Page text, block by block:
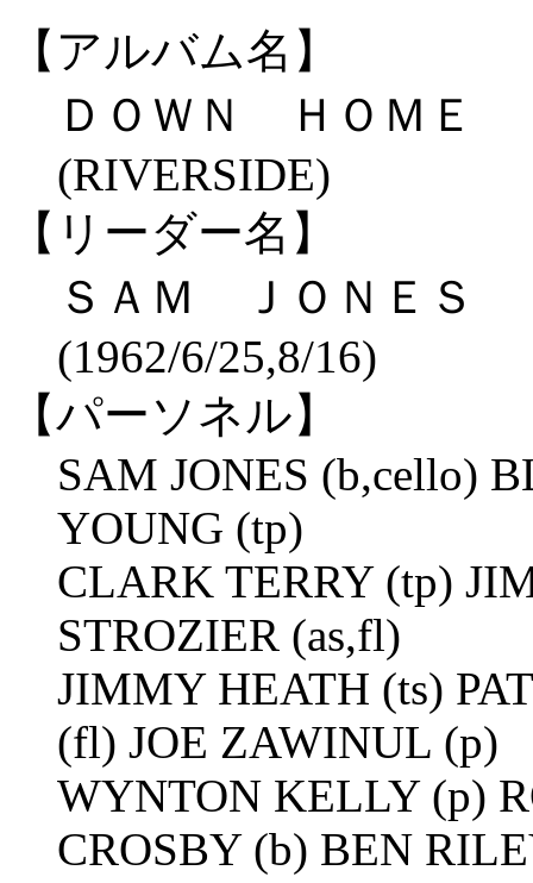
【アルバム名】
ＤＯＷＮ ＨＯＭＥ
(RIVERSIDE)
【リーダー名】
ＳＡＭ ＪＯＮＥＳ
(1962/6/25,8/16)
【パーソネル】
SAM JONES (b,cello)
YOUNG (tp)
CLARK TERRY (tp)
STROZIER (as,fl)
JIMMY HEATH (ts)
(fl) JOE ZAWINUL (p)
WYNTON KELLY (p)
CROSBY (b) BEN